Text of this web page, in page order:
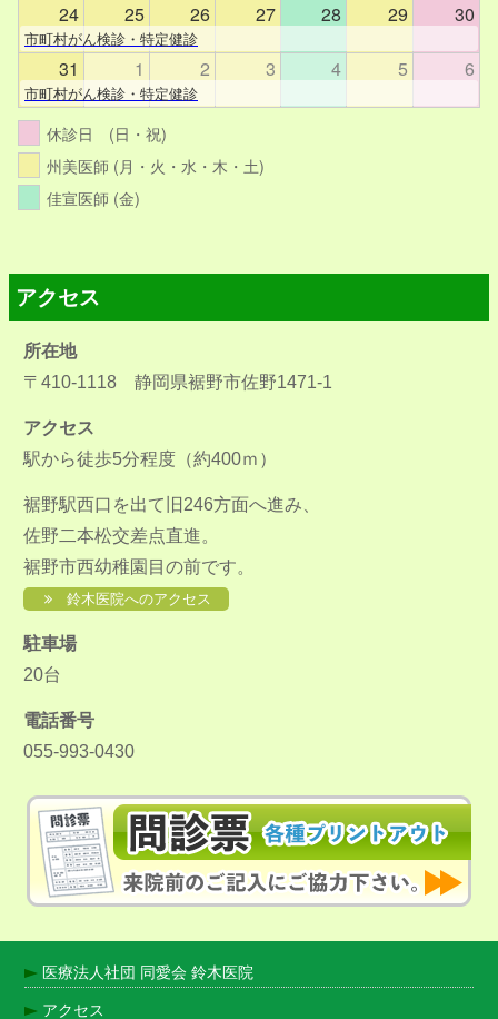
24 25 26 27 28 29 30
市町村がん検診・特定健診
31 1 2 3 4 5 6
市町村がん検診・特定健診
休診日 (日・祝)
州美医師 (月・火・水・木・土)
佳宣医師 (金)
アクセス
所在地
〒410-1118 静岡県裾野市佐野1471-1
アクセス
駅から徒歩5分程度（約400ｍ）
裾野駅西口を出て旧246方面へ進み、
佐野二本松交差点直進。
裾野市西幼稚園目の前です。
鈴木医院へのアクセス
駐車場
20台
電話番号
055-993-0430
医療法人社団 同愛会 鈴木医院
アクセス